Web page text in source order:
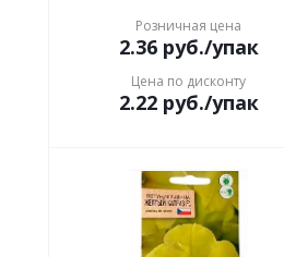
Розничная цена
2.36руб./упак
Цена по дисконту
2.22руб./упак